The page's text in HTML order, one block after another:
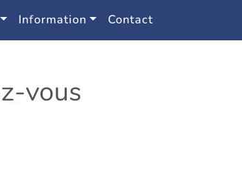
Information Contact